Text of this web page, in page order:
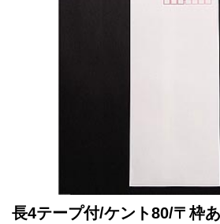
長4テープ付/ケント80/〒枠